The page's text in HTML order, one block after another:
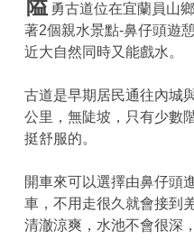
隘 勇古道位在宜蘭員山
著2個親水景點-鼻仔頭遊
近大自然同時又能戲水。
古道是早期居民通往內城
公里，無陡坡，只有少數
挺舒服的。
開車來可以選擇由鼻仔頭
車，不用走很久就會接到
清澈涼爽，水池不會很深